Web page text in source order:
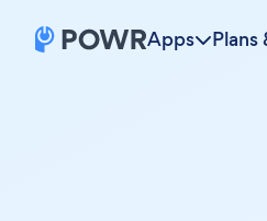
Apps Plans